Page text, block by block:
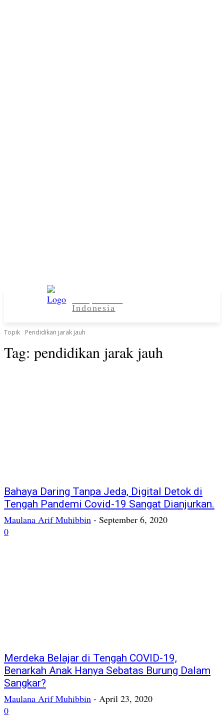
Indonesia
Topik Pendidikan jarak jauh
Tag: pendidikan jarak jauh
Bahaya Daring Tanpa Jeda, Digital Detok di
Tengah Pandemi Covid-19 Sangat Dianjurkan.
Maulana Arif Muhibbin - September 6, 2020
0
Merdeka Belajar di Tengah COVID-19,
Benarkah Anak Hanya Sebatas Burung Dalam
Sangkar?
Maulana Arif Muhibbin - April 23, 2020
0